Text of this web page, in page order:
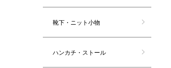
靴下・ニット小物
ハンカチ・ストール